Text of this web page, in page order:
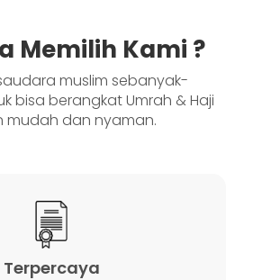
Memilih Kami ?
muslim sebanyak-
bisa berangkat Umrah & Haji
mudah dan nyaman.
Terpercaya